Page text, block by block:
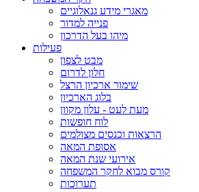
מאגרי מידע גנאלוגיים
פנייה למדור
מיהו בעל הדרכון
פעילות
מבט לצפון
חלון לדרום
שימור ארכיון הרצל
בלוג הארכיון
מעת לעט - עלון מקוון
לוח חופשות
הרצאות וכנסים מצולמים
אסופת המאה
אירועי שנת המאה
קורס מבוא לחקר המשפחה
תערוכות